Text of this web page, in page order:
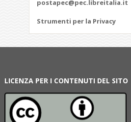
postapec@pec.libreitalia.it
Strumenti per la Privacy
LICENZA PER I CONTENUTI DEL SITO